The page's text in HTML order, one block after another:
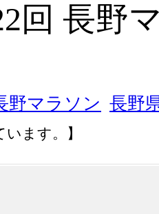
回 長野
野マラソン 長野
ます。】